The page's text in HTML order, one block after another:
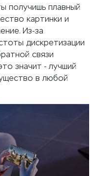
получишь плавный
картинки и
Из-за
дискретизации
связи
значит - лучший
в любой